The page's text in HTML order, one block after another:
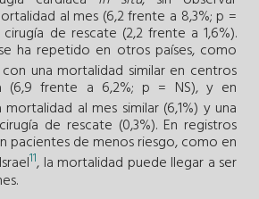
al mes (6,2 frente a 8,3%; p =
de rescate (2,2 frente a 1,6%).
ha repetido en otros países, como
una mortalidad similar en centros
(6,9 frente a 6,2%; p = NS), y en
al mes similar (6,1%) y una
de rescate (0,3%). En registros
pacientes de menos riesgo, como en
11, la mortalidad puede llegar a ser